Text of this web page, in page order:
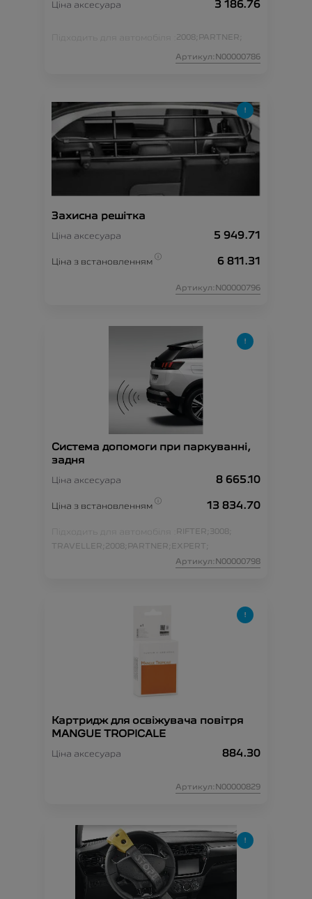
Ціна аксесуара 3 186.76
Підходить для автомобіля : 2008; PARTNER;
Артикул:N00000786
Захисна решітка
Ціна аксесуара 5 949.71
Ціна з встановленням 6 811.31
Артикул:N00000796
Система допомоги при паркуванні,
задня
Ціна аксесуара 8 665.10
Ціна з встановленням 13 834.70
Підходить для автомобіля : RIFTER; 3008;
TRAVELLER; 2008; PARTNER; EXPERT;
Артикул:N00000798
Картридж для освіжувача повітря
MANGUE TROPICALE
Ціна аксесуара 884.30
Артикул:N00000829